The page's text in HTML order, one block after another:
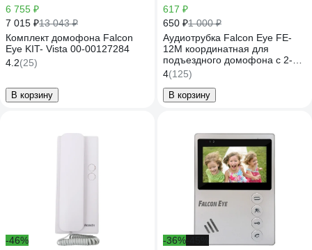
6 755 ₽
7 015 ₽13 043 ₽
Комплект домофона Falcon
Eye KIT- Vista 00-00127284
4.2(25)
В корзину
617 ₽
650 ₽1 000 ₽
Аудиотрубка Falcon Eye FE-
12M координатная для
подъездного домофона с 2-х
проводной системой
подключения белый 00-
00109344
4(125)
В корзину
-46%
-36%